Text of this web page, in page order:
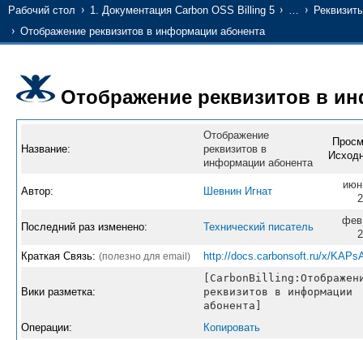
Рабочий стол 1. Документация Carbon OSS Billing 5 …
Отображение реквизитов в информации абонента
Отображение реквизитов в
Название:
Отображение
реквизитов в
информации абонента
Автор: Шевнин Игнат
Последний раз изменено: Технический писатель
Краткая Связь: (полезно для email) http://docs.carbonsoft.ru/x/
Вики разметка:
реквизитов в информации
абонента]
Операции:
Копировать